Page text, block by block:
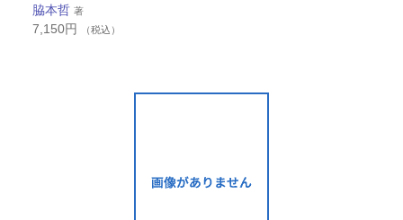
脇本哲 著
7,150円 （税込）